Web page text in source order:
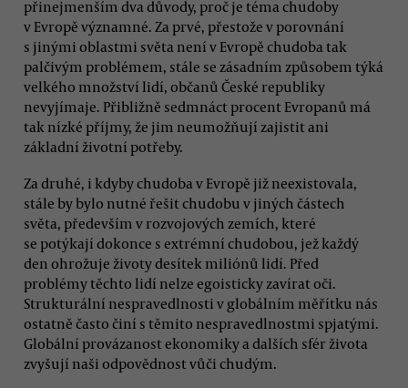
přinejmenším dva důvody, proč je téma chudoby
v Evropě významné. Za prvé, přestože v porovnání
s jinými oblastmi světa není v Evropě chudoba tak
palčivým problémem, stále se zásadním způsobem týká
velkého množství lidí, občanů České republiky
nevyjímaje. Přibližně sedmnáct procent Evropanů má
tak nízké příjmy, že jim neumožňují zajistit ani
základní životní potřeby.
Za druhé, i kdyby chudoba v Evropě již neexistovala,
stále by bylo nutné řešit chudobu v jiných částech
světa, především v rozvojových zemích, které
se potýkají dokonce s extrémní chudobou, jež každý
den ohrožuje životy desítek miliónů lidí. Před
problémy těchto lidí nelze egoisticky zavírat oči.
Strukturální nespravedlnosti v globálním měřítku nás
ostatně často činí s těmito nespravedlnostmi spjatými.
Globální provázanost ekonomiky a dalších sfér života
zvyšují naši odpovědnost vůči chudým.